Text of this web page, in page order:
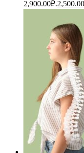
2,900.00₽.2,500.00